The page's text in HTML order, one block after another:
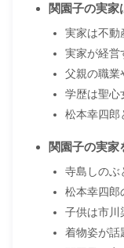
関園子の実家
実家は不動
実家が経営
父親の職業
学歴は聖心
松本幸四郎
関園子の実家
寺島しのぶ
松本幸四郎
子供は市川
着物姿が話